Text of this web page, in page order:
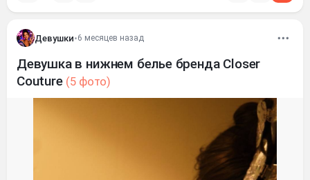
Девушки•6 месяцев назад
Девушка в нижнем белье бренда Closer
Couture (5 фото)